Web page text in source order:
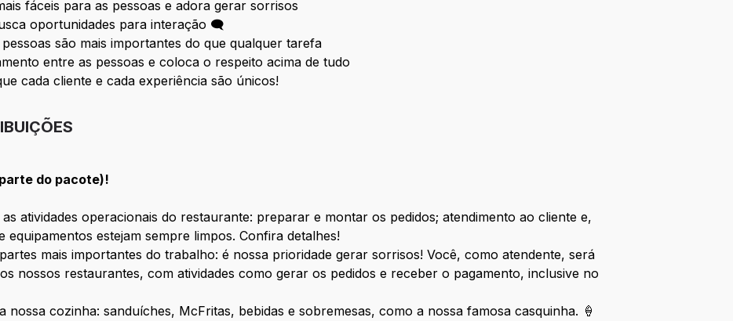
fáceis para as pessoas e adora gerar sorrisos
oportunidades para interação 🗨
são mais importantes do que qualquer tarefa
entre as pessoas e coloca o respeito acima de tudo
cada cliente e cada experiência são únicos!
do pacote)!
atividades operacionais do restaurante: preparar e montar os pedidos; atendimento ao cliente e,
equipamentos estejam sempre limpos. Confira detalhes!
mais importantes do trabalho: é nossa prioridade gerar sorrisos! Você, como atendente, será
nossos restaurantes, com atividades como gerar os pedidos e receber o pagamento, inclusive no
nossa cozinha: sanduíches, McFritas, bebidas e sobremesas, como a nossa famosa casquinha. 🍦